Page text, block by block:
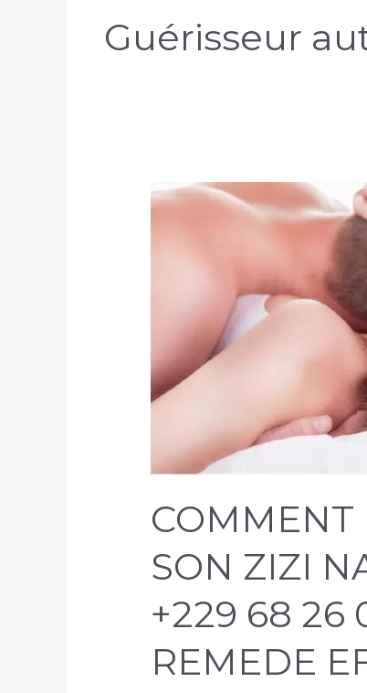
Guérisseur
COMMENT
SON ZIZI
+229 68 26
REMEDE